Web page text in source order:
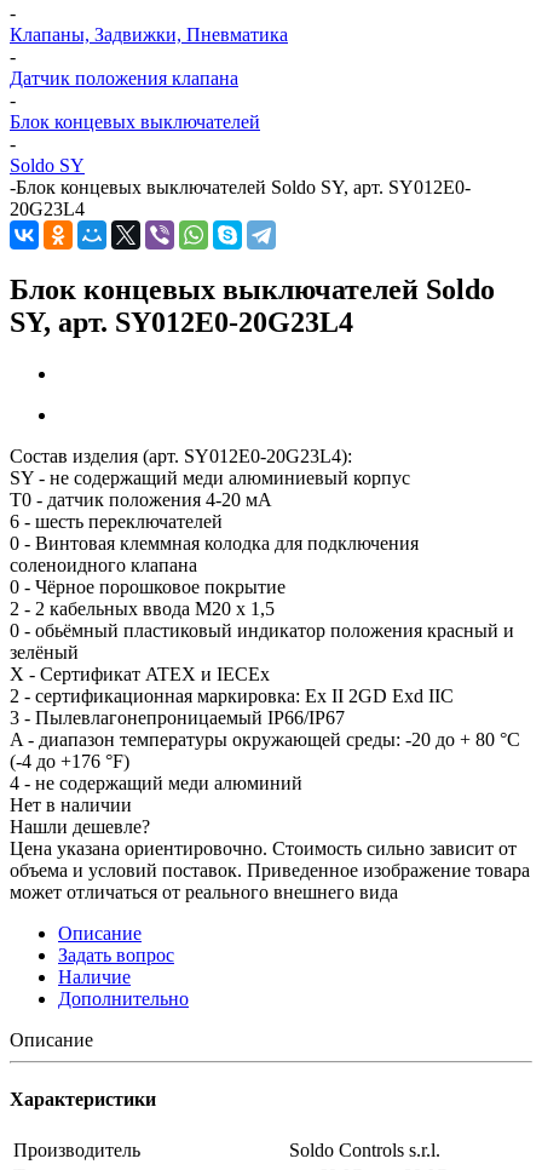
-
Клапаны, Задвижки, Пневматика
-
Датчик положения клапана
-
Блок концевых выключателей
-
Soldo SY
-Блок концевых выключателей Soldo SY, арт. SY012E0-
20G23L4
Блок концевых выключателей Soldo
SY, арт. SY012E0-20G23L4
Состав изделия (арт. SY012E0-20G23L4):
SY - не содержащий меди алюминиевый корпус
T0 - датчик положения 4-20 мА
6 - шесть переключателей
0 - Винтовая клеммная колодка для подключения
соленоидного клапана
0 - Чёрное порошковое покрытие
2 - 2 кабельныx ввода M20 x 1,5
0 - обьёмный пластиковый индикатор положения красный и
зелёный
X - Сертификат ATEX и IECEx
2 - сертификационная маркировка: Ex II 2GD Exd IIC
3 - Пылевлагонепроницаемый IP66/IP67
A - диапазон температуры окружающей среды: -20 до + 80 °C
(-4 до +176 °F)
4 - не содержащий меди алюминий
Нет в наличии
Нашли дешевле?
Цена указана ориентировочно. Стоимость сильно зависит от
объема и условий поставок. Приведенное изображение товара
может отличаться от реального внешнего вида
Описание
Задать вопрос
Наличие
Дополнительно
Описание
Характеристики
Производитель
Soldo Controls s.r.l.